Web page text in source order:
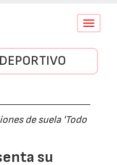
Conmutar
de suela 'Todo
su